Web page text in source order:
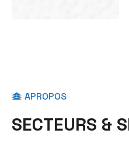
APROPOS
SECTEURS & S